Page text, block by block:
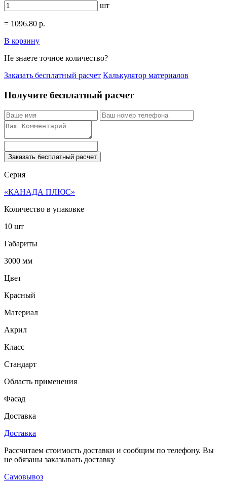
шт
= 1096.80 р.
В корзину
Не знаете точное количество?
Заказать бесплатный расчет Калькулятор материалов
Получите бесплатный расчет
Заказать бесплатный расчет
Серия
«КАНАДА ПЛЮС»
Количество в упаковке
10 шт
Габариты
3000 мм
Цвет
Красный
Материал
Акрил
Класс
Стандарт
Область применения
Фасад
Доставка
Доставка
Рассчитаем стоимость доставки и сообщим по телефону. Вы
не обязаны заказывать доставку
Самовывоз